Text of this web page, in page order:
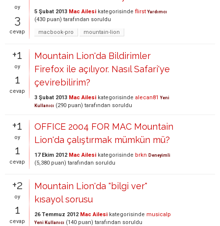
oy
3
cevap
5 Şubat 2013 Mac Ailesi kategorisinde flirst Yardımcı
(430 puan) tarafından soruldu
macbook-pro
mountain-lion
+1
oy
1
cevap
Mountain Lion'da Bildirimler
Firefox ile açılıyor. Nasıl Safari'ye
çevirebilirim?
3 Şubat 2013 Mac Ailesi kategorisinde alecan81 Yeni
Kullanıcı (290 puan) tarafından soruldu
+1
oy
1
cevap
OFFICE 2004 FOR MAC Mountain
Lion'da çalıştırmak mümkün mü?
17 Ekim 2012 Mac Ailesi kategorisinde brkn Deneyimli
(5,380 puan) tarafından soruldu
+2
oy
1
cevap
Mountain Lion'da "bilgi ver"
kısayol sorusu
26 Temmuz 2012 Mac Ailesi kategorisinde musicalp
Yeni Kullanıcı (140 puan) tarafından soruldu